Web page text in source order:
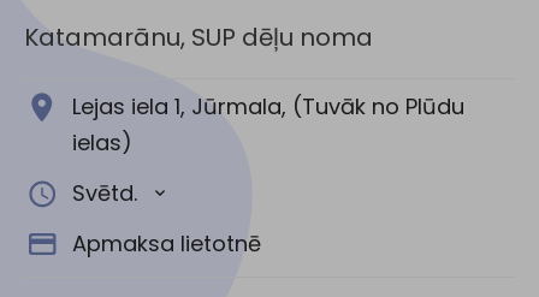
Katamarānu, SUP dēļu noma
Lejas iela 1, Jūrmala, (Tuvāk no Plūdu
ielas)
Svētd.
Apmaksa lietotnē